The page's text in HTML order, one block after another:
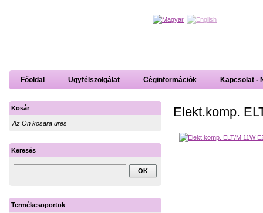
Főoldal Ügyfélszolgálat Céginformációk Kapcsolat -
Elekt.komp.
Kosár
Az Ön kosara üres
Keresés
Termékcsoportok